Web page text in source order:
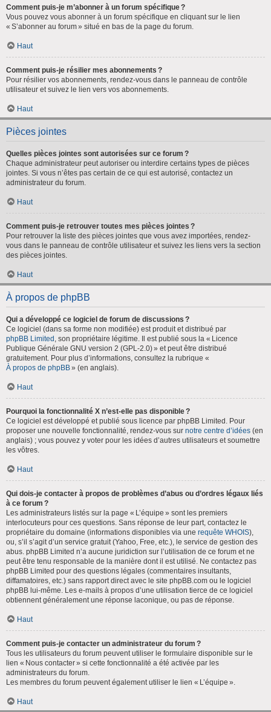
Comment puis-je m’abonner à un forum spécifique ?
Vous pouvez vous abonner à un forum spécifique en cliquant sur le lien
« S’abonner au forum » situé en bas de la page du forum.
Haut
Comment puis-je résilier mes abonnements ?
Pour résilier vos abonnements, rendez-vous dans le panneau de contrôle
utilisateur et suivez le lien vers vos abonnements.
Haut
Pièces jointes
Quelles pièces jointes sont autorisées sur ce forum ?
Chaque administrateur peut autoriser ou interdire certains types de pièces
jointes. Si vous n’êtes pas certain de ce qui est autorisé, contactez un
administrateur du forum.
Haut
Comment puis-je retrouver toutes mes pièces jointes ?
Pour retrouver la liste des pièces jointes que vous avez importées, rendez-
vous dans le panneau de contrôle utilisateur et suivez les liens vers la section
des pièces jointes.
Haut
À propos de phpBB
Qui a développé ce logiciel de forum de discussions ?
Ce logiciel (dans sa forme non modifiée) est produit et distribué par
phpBB Limited , son propriétaire légitime. Il est publié sous la « Licence
Publique Générale GNU version 2 (GPL-2.0) » et peut être distribué
gratuitement. Pour plus d’informations, consultez la rubrique «
À propos de phpBB» (en anglais).
Haut
Pourquoi la fonctionnalité X n’est-elle pas disponible ?
Ce logiciel est développé et publié sous licence par phpBB Limited. Pour
proposer une nouvelle fonctionnalité, rendez-vous sur notre centre d’idées (en
anglais) ; vous pouvez y voter pour les idées d’autres utilisateurs et soumettre
les vôtres.
Haut
Qui dois-je contacter à propos de problèmes d’abus ou d’ordres légaux liés
à ce forum ?
Les administrateurs listés sur la page « L’équipe » sont les premiers
interlocuteurs pour ces questions. Sans réponse de leur part, contactez le
propriétaire du domaine (informations disponibles via une requête WHOIS),
ou, s’il s’agit d’un service gratuit (Yahoo, Free, etc.), le service de gestion des
abus. phpBB Limited n’a aucune juridiction sur l’utilisation de ce forum et ne
peut être tenu responsable de la manière dont il est utilisé. Ne contactez pas
phpBB Limited pour des questions légales (commentaires insultants,
diffamatoires, etc.) sans rapport direct avec le site phpBB.com ou le logiciel
phpBB lui-même. Les e-mails à propos d’une utilisation tierce de ce logiciel
obtiennent généralement une réponse laconique, ou pas de réponse.
Haut
Comment puis-je contacter un administrateur du forum ?
Tous les utilisateurs du forum peuvent utiliser le formulaire disponible sur le
lien « Nous contacter » si cette fonctionnalité a été activée par les
administrateurs du forum.
Les membres du forum peuvent également utiliser le lien « L’équipe ».
Haut